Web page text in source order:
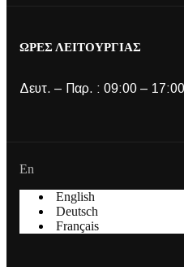
ΩΡΕΣ ΛΕΙΤΟΥΡΓΙΑΣ
Δευτ. – Παρ. : 09:00 –
En
English
Deutsch
Français